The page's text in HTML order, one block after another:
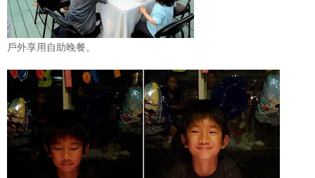
戶外享用自助晚餐。